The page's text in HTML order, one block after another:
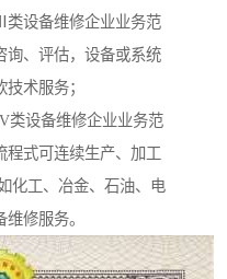
设备维修企业业务范
询、评估，设备或系统
术服务；
类设备维修企业业务范
程式可连续生产、加工
化工、冶金、石油、电
修服务。